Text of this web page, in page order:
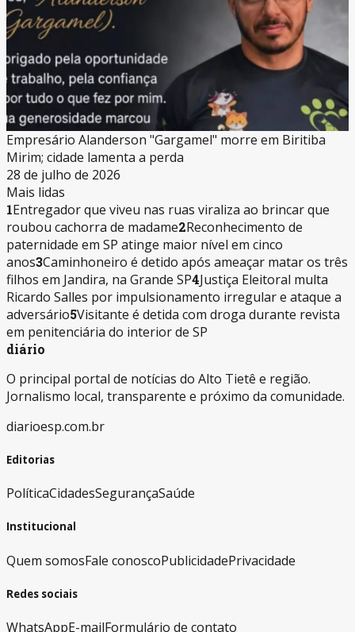
Empresário Alanderson "Gargamel" morre em Biritiba
Mirim; cidade lamenta a perda
28 de julho de 2026
Mais lidas
1Entregador que viveu nas ruas viraliza ao brincar que
roubou cachorra de madame2Reconhecimento de
paternidade em SP atinge maior nível em cinco
anos3Caminhoneiro é detido após ameaçar matar os três
filhos em Jandira, na Grande SP4Justiça Eleitoral multa
Ricardo Salles por impulsionamento irregular e ataque a
adversário5Visitante é detida com droga durante revista
em penitenciária do interior de SP
diário
O principal portal de notícias do Alto Tietê e região.
Jornalismo local, transparente e próximo da comunidade.
diarioesp.com.br
Editorias
PolíticaCidadesSegurançaSaúde
Institucional
Quem somosFale conoscoPublicidadePrivacidade
Redes sociais
WhatsAppE-mailFormulário de contato